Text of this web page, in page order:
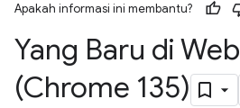
Apakah informasi ini membantu?
Yang Baru di Web
(Chrome 135)